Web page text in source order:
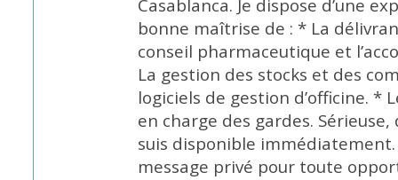
Casablanca. Je dispose d’une
bonne maîtrise de : * La
conseil pharmaceutique et
La gestion des stocks et des
logiciels de gestion d’officine. *
en charge des gardes.
suis disponible
message privé pour toute